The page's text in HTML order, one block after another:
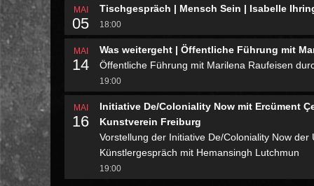
MAI
05
Tischgespräch | Mensch Sein | Isabelle
18:00
MAI
14
Was weitergeht | Öffentliche Führung mit
Öffentliche Führung mit Marilena Raufeisen
19:00
MAI
16
Initiative De/Coloniality Now mit Ercüment
Kunstverein Freiburg
Vorstellung der Initiative De/Coloniality Now
Künstlergespräch mit Hemansingh Lutchmun
19:00